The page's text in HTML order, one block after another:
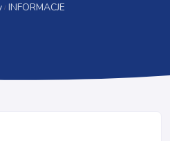
INFORMACJE